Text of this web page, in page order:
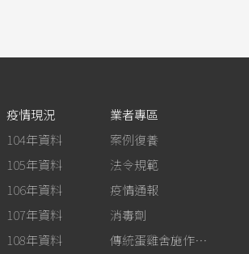
疫情現況
104年資料
105年資料
106年資料
107年資料
108年資料
業者專區
案例復養
法令規範
疫情通報
消毒劑
傳統蛋雞舍施作生石灰消毒